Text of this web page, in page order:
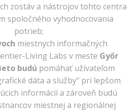
zostáv a nástrojov tohto centra
spoločného vyhodnocovania
potrieb;
miestnych informačných
Living Labs v meste Győr
budú pomáhať užívateľom
dáta a služby“ pri lepšom
informácií a zároveň budú
miestnej a regionálnej